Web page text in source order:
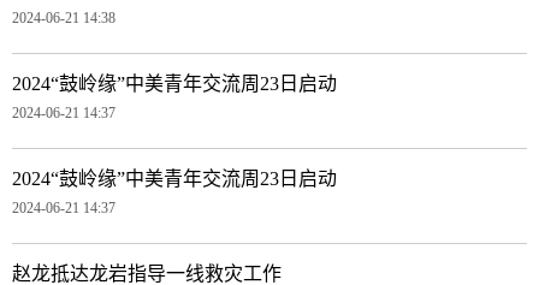
2024-06-21 14:38
2024“鼓岭缘”中美青年交流周23日启动
2024-06-21 14:37
2024“鼓岭缘”中美青年交流周23日启动
2024-06-21 14:37
赵龙抵达龙岩指导一线救灾工作